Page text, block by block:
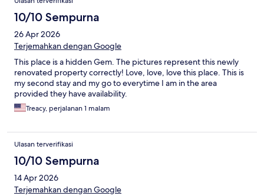
10/10 Sempurna
26 Apr 2026
Terjemahkan dengan Google
This place is a hidden Gem. The pictures represent this newly
renovated property correctly! Love, love, love this place. This is
my second stay and my go to everytime I am in the area
provided they have availability.
Treacy, perjalanan 1 malam
Ulasan terverifikasi
10/10 Sempurna
14 Apr 2026
Terjemahkan dengan Google